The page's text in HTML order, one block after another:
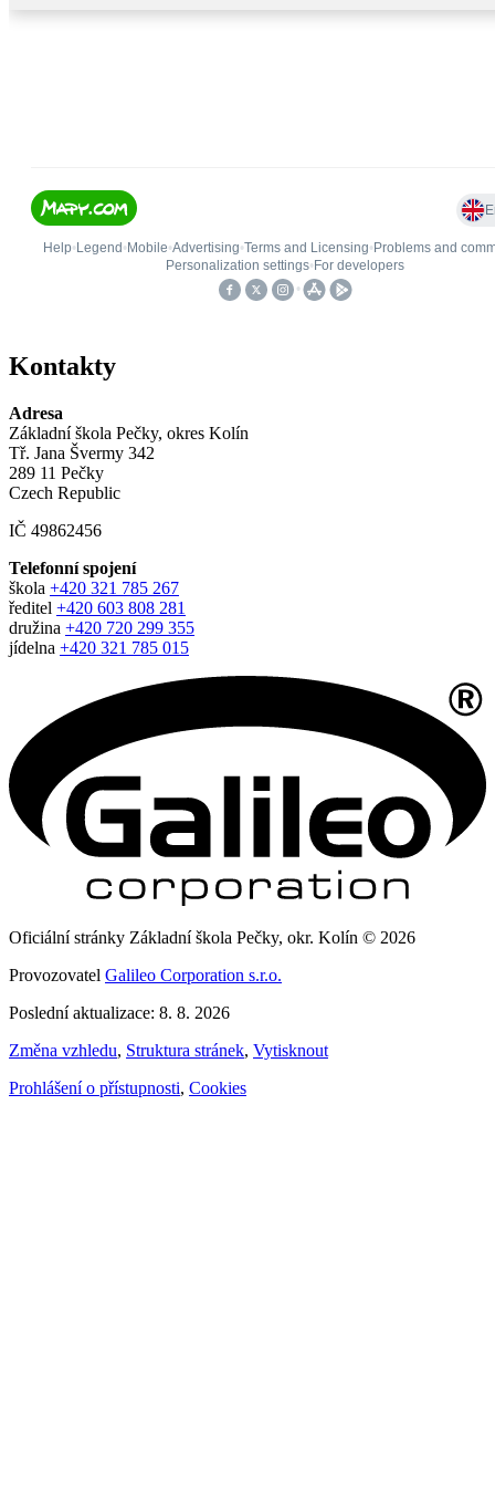
Kontakty
Adresa
Základní škola Pečky, okres Kolín
Tř. Jana Švermy 342
289 11 Pečky
Czech Republic
IČ 49862456
Telefonní spojení
škola +420 321 785 267
ředitel +420 603 808 281
družina +420 720 299 355
jídelna +420 321 785 015
Oficiální stránky Základní škola Pečky, okr. Kolín © 2026
Provozovatel Galileo Corporation s.r.o.
Poslední aktualizace: 8. 8. 2026
Změna vzhledu, Struktura stránek, Vytisknout
Prohlášení o přístupnosti, Cookies